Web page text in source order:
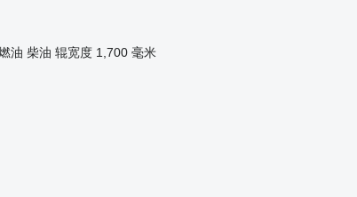
油 柴油 辊宽度 1,700 毫米